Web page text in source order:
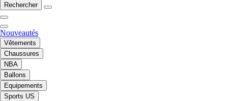
Rechercher
Nouveautés
Vêtements
Chaussures
NBA
Ballons
Equipements
Sports US